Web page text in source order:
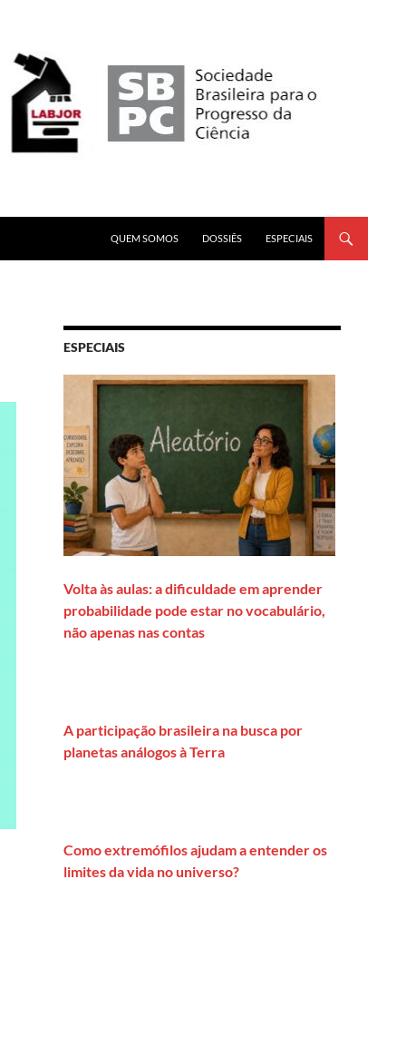
QUEM SOMOS
DOSSIÊS ESPECIAIS
ESPECIAIS
Volta às aulas: a dificuldade em aprender
probabilidade pode estar no vocabulário,
não apenas nas contas
A participação brasileira na busca por
planetas análogos à Terra
Como extremófilos ajudam a entender os
limites da vida no universo?